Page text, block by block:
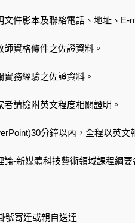
件影本及聯絡電話、地址、E-
資格條件之佐證資料。
務經驗之佐證資料。
請檢附英文程度相關證明。
分鐘以內，全程以英文
-新媒體科技藝術領域課程綱要
號寄達或親自送達